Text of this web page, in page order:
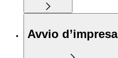
Avvio d’impresa